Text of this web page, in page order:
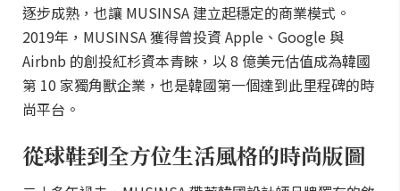
逐步成熟，也讓 MUSINSA 建立起穩定的商業模式。
2019年，MUSINSA 獲得曾投資 Apple、Google 與
Airbnb 的創投紅杉資本青睞，以 8 億美元估值成為韓國
第 10 家獨角獸企業，也是韓國第一個達到此里程碑的時
尚平台。
從球鞋到全方位生活風格的時尚版圖